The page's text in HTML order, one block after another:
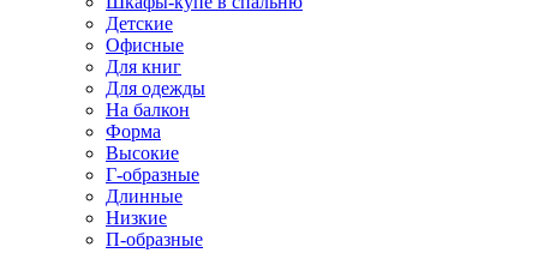
Детские
Офисные
Для книг
Для одежды
На балкон
Форма
Высокие
Г-образные
Длинные
Низкие
П-образные